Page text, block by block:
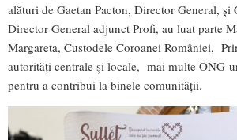
alături de Gaetan Pacton, Director General, și
Director General adjunct Profi, au luat parte
Margareta, Custodele Coroanei României,
autorități centrale și locale, mai multe ONG-
pentru a contribui la binele comunității.